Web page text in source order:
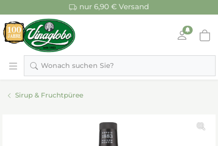
nur 6,90 € Versand
Wonach suchen Sie?
Sirup & Fruchtpüree